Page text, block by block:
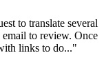
to translate several
to review. Once
links to do..."